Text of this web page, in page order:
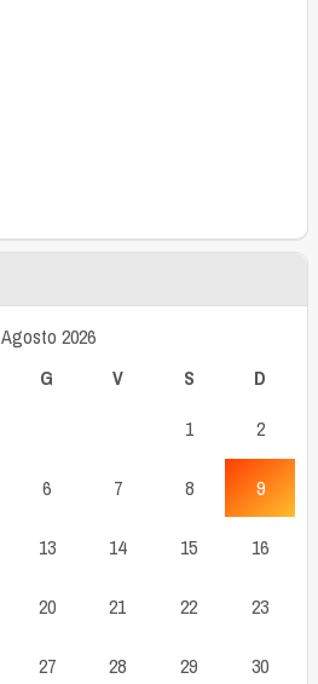
Agosto 2026
G V S D
1 2
6 7 8 9
13 14 15 16
20 21 22 23
27 28 29 30